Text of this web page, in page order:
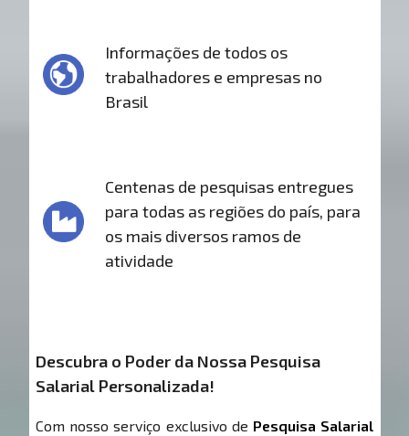
Informações de todos os
trabalhadores e empresas no
Brasil
Centenas de pesquisas entregues
para todas as regiões do país, para
os mais diversos ramos de
atividade
Descubra o Poder da Nossa Pesquisa
Salarial Personalizada!
Com nosso serviço exclusivo de Pesquisa Salarial